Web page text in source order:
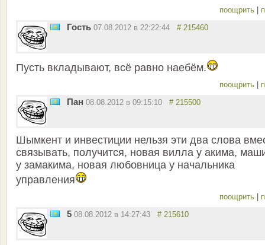
поощрить
Гость 07.08.2012 в 22:22:44 # 215460
Пусть вкладывают, всё равно наебём.
поощрить
Пан 08.08.2012 в 09:15:10 # 215500
Шымкент и инвестиции нельзя эти два слова
связывать, получится, новая вилла у акима,
у замакима, новая любовница у начальника
управления
поощрить
5 08.08.2012 в 14:27:43 # 215610